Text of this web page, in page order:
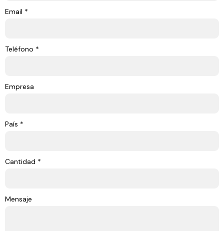
Email *
Teléfono *
Empresa
País *
Cantidad *
Mensaje